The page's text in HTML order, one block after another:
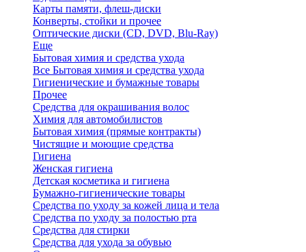
Карты памяти, флеш-диски
Конверты, стойки и прочее
Оптические диски (CD, DVD, Blu-Ray)
Еще
Бытовая химия и средства ухода
Все Бытовая химия и средства ухода
Гигиенические и бумажные товары
Прочее
Средства для окрашивания волос
Химия для автомобилистов
Бытовая химия (прямые контракты)
Чистящие и моющие средства
Гигиена
Женская гигиена
Детская косметика и гигиена
Бумажно-гигиенические товары
Средства по уходу за кожей лица и тела
Средства по уходу за полостью рта
Средства для стирки
Средства для ухода за обувью